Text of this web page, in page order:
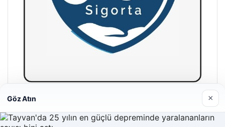
Hastaş Beton
26/05/2026
Göz Atın ×